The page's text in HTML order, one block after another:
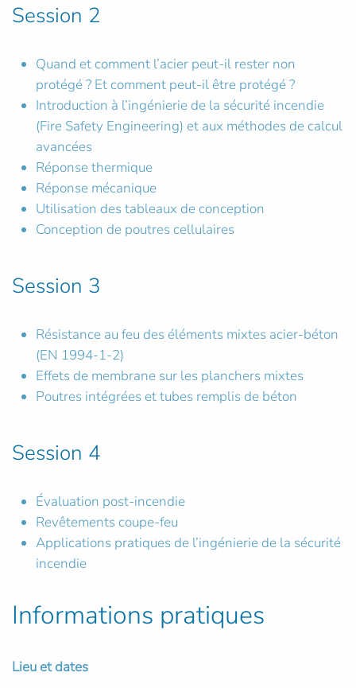
Session 2
Quand et comment l’acier peut-il rester non
protégé ? Et comment peut-il être protégé ?
Introduction à l’ingénierie de la sécurité incendie
(Fire Safety Engineering) et aux méthodes de calcul
avancées
Réponse thermique
Réponse mécanique
Utilisation des tableaux de conception
Conception de poutres cellulaires
Session 3
Résistance au feu des éléments mixtes acier-béton
(EN 1994-1-2)
Effets de membrane sur les planchers mixtes
Poutres intégrées et tubes remplis de béton
Session 4
Évaluation post-incendie
Revêtements coupe-feu
Applications pratiques de l’ingénierie de la sécurité
incendie
Informations pratiques
Lieu et dates